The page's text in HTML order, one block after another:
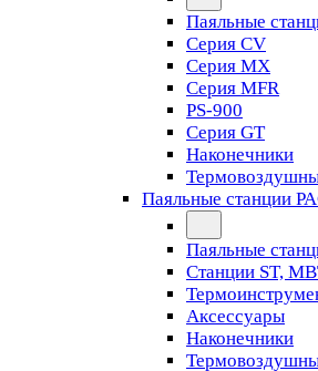
Паяльные
Серия CV
Серия MX
Серия MFR
PS-900
Серия GT
Наконечники
Паяльные станции
Паяльные
Станции ST,
Аксессуары
Наконечники